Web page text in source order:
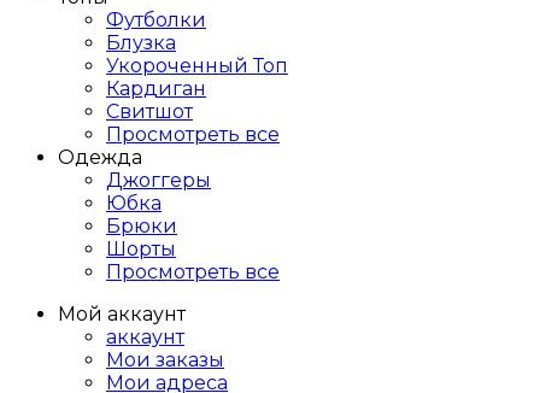
Футболки
Блузка
Укороченный Топ
Кардиган
Свитшот
Просмотреть все
Одежда
Джоггеры
Юбка
Брюки
Шорты
Просмотреть все
Мой аккаунт
аккаунт
Мои заказы
Мои адреса